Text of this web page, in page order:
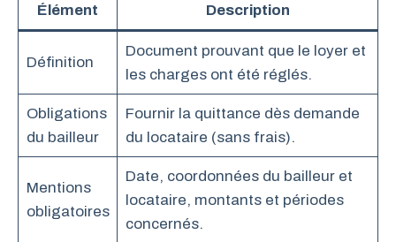
Élément Description
Définition
Document prouvant que le loyer et
les charges ont été réglés.
Obligations
du bailleur
Fournir la quittance dès demande
du locataire (sans frais).
Mentions
obligatoires
Date, coordonnées du bailleur et
locataire, montants et périodes
concernés.